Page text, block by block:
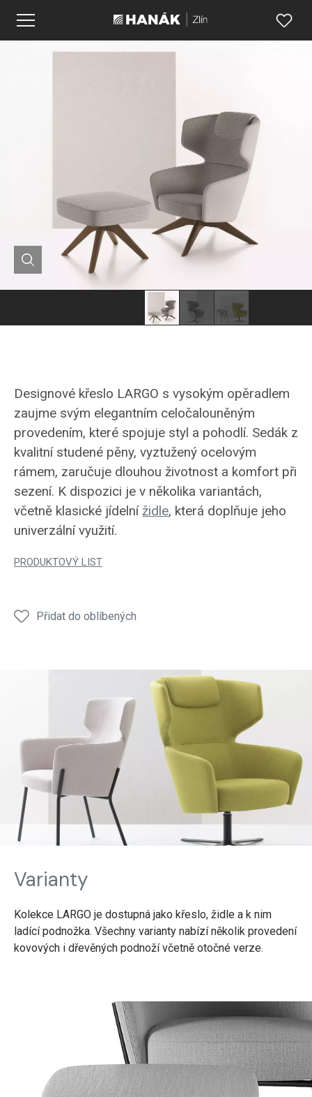
Designové křeslo LARGO s vysokým opěradlem
zaujme svým elegantním celočalouněným
provedením, které spojuje styl a pohodlí. Sedák z
kvalitní studené pěny, vyztužený ocelovým
rámem, zaručuje dlouhou životnost a komfort při
sezení. K dispozici je v několika variantách,
včetně klasické jídelnížidle, která doplňuje jeho
univerzální využití.
PRODUKTOVÝ LIST
Přidat do oblíbených
Varianty
Kolekce LARGO je dostupná jako křeslo, židle a k nim
ladící podnožka. Všechny varianty nabízí několik provedení
kovových i dřevěných podnoží včetně otočné verze.